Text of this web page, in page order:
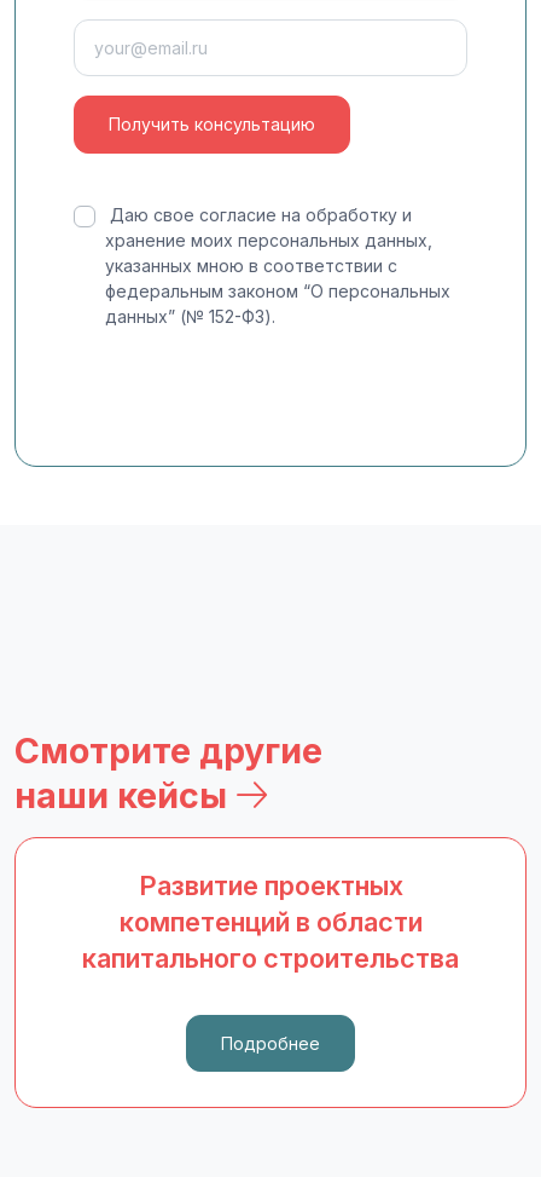
Даю свое согласие на обработку и
хранение моих персональных данных,
указанных мною в соответствии с
федеральным законом “О персональных
данных” (№ 152-ФЗ).
Смотрите другие
наши кейсы
Развитие проектных
компетенций в области
капитального строительства
Подробнее